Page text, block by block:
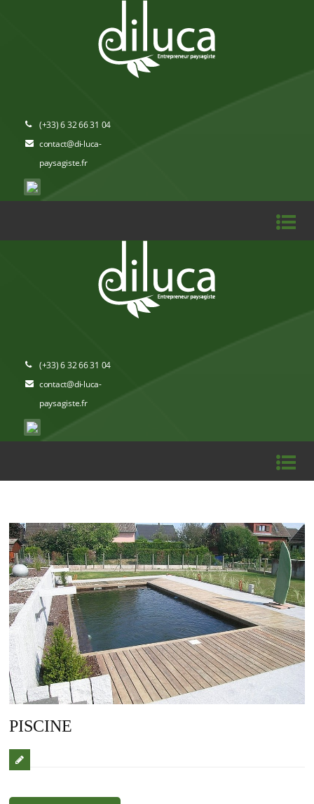
(+33) 6 32 66 31 04
contact@di-luca-
paysagiste.fr
(+33) 6 32 66 31 04
contact@di-luca-
paysagiste.fr
PISCINE